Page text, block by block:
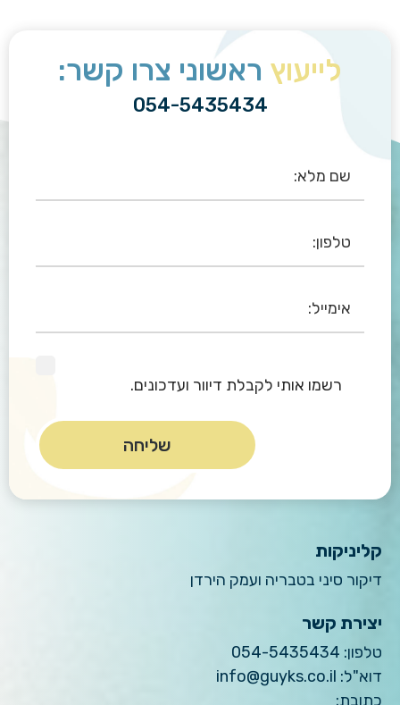
לייעוץ ראשוני צרו קשר:
054-5435434
רשמו אותי לקבלת דיוור ועדכונים.
קליניקות
דיקור סיני בטבריה ועמק הירדן
יצירת קשר
טלפון: 054-5435434
דוא"ל: info@guyks.co.il
כתובת: